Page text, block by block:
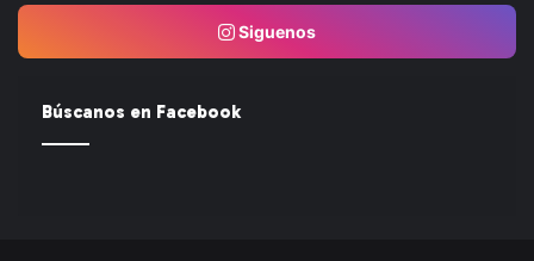
Siguenos
Búscanos en Facebook